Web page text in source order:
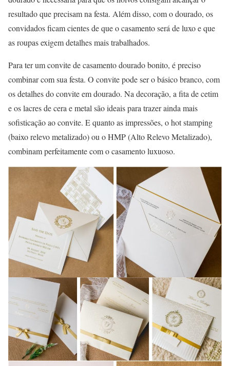
resultado que precisam na festa. Além disso, com o dourado, os
convidados ficam cientes de que o casamento será de luxo e que
as roupas exigem detalhes mais trabalhados.
Para ter um convite de casamento dourado bonito, é preciso
combinar com sua festa. O convite pode ser o básico branco, com
os detalhes do convite em dourado. Na decoração, a fita de cetim
e os lacres de cera e metal são ideais para trazer ainda mais
sofisticação ao convite. E quanto as impressões, o hot stamping
(baixo relevo metalizado) ou o HMP (Alto Relevo Metalizado),
combinam perfeitamente com o casamento luxuoso.